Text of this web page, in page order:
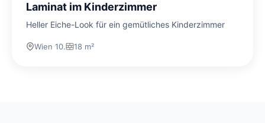
Laminat im Kinderzimmer
Heller Eiche-Look für ein gemütliches Kinderzimmer
Wien 10. 18 m²